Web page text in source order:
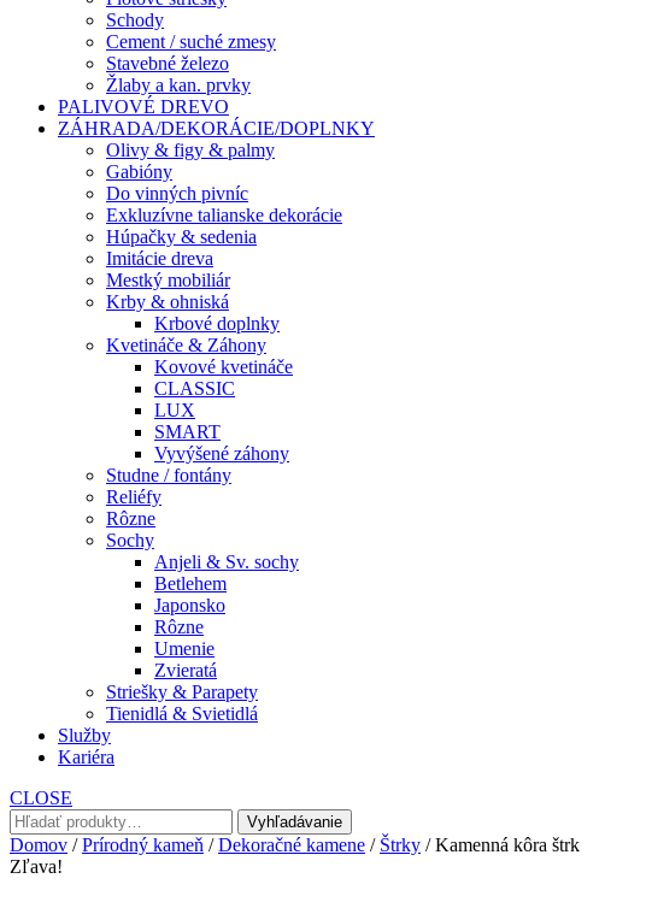
Schody
Cement / suché zmesy
Stavebné železo
Žlaby a kan. prvky
PALIVOVÉ DREVO
ZÁHRADA/DEKORÁCIE/DOPLNKY
Olivy & figy & palmy
Gabióny
Do vinných pivníc
Exkluzívne talianske dekorácie
Húpačky & sedenia
Imitácie dreva
Mestký mobiliár
Krby & ohniská
Krbové doplnky
Kvetináče & Záhony
Kovové kvetináče
CLASSIC
LUX
SMART
Vyvýšené záhony
Studne / fontány
Reliéfy
Rôzne
Sochy
Anjeli & Sv. sochy
Betlehem
Japonsko
Rôzne
Umenie
Zvieratá
Striešky & Parapety
Tienidlá & Svietidlá
Služby
Kariéra
CLOSE
Hľadať:
Vyhľadávanie
Domov /Prírodný kameň /Dekoračné kamene / Štrky / Kamenná kôra štrk
Zľava!